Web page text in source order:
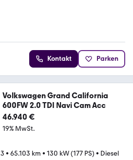
Kontakt Parken
Volkswagen Grand California
600FW 2.0 TDI Navi Cam Acc
46.940 €
19% MwSt.
• 65.103 km • 130 kW (177 PS) • Diesel